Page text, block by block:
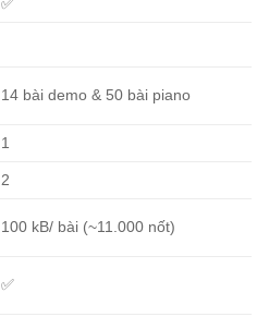
14 bài demo & 50 bài piano
1
2
100 kB/ bài (~11.000 nốt)
✅